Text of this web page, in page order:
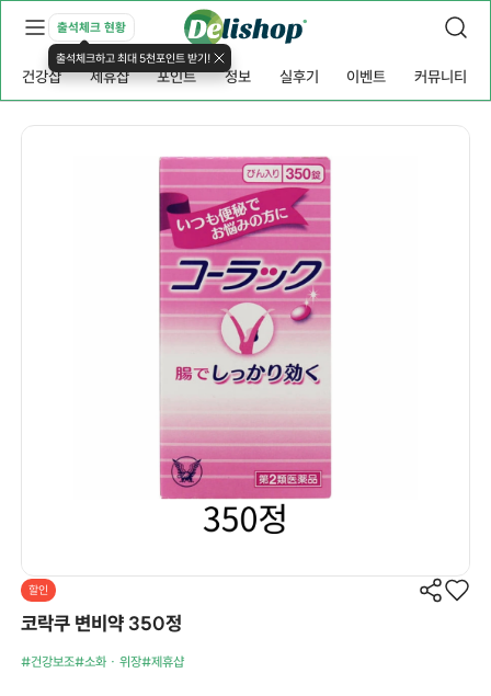
출석체크 현황
출석체크하고 최대 5천포인트 받기!
건강샵 제휴샵 포인트 정보 실후기 이벤트 커뮤니티
할인
코락쿠 변비약 350정
#건강보조#소화 · 위장#제휴샵